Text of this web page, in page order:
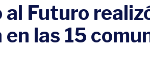
Futuro
las 15